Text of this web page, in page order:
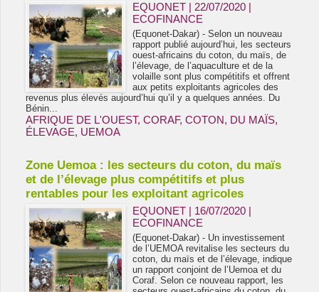
EQUONET | 22/07/2020 |
ECOFINANCE
(Equonet-Dakar) - Selon un nouveau
rapport publié aujourd’hui, les secteurs
ouest-africains du coton, du maïs, de
l’élevage, de l’aquaculture et de la
volaille sont plus compétitifs et offrent
aux petits exploitants agricoles des
revenus plus élevés aujourd’hui qu’il y a quelques années. Du
Bénin...
AFRIQUE DE L'OUEST, CORAF, COTON, DU MAÏS,
ÉLEVAGE, UEMOA
Zone Uemoa : les secteurs du coton, du maïs
et de l’élevage plus compétitifs et plus
rentables pour les exploitant agricoles
EQUONET | 16/07/2020 |
ECOFINANCE
(Equonet-Dakar) - Un investissement
de l’UEMOA revitalise les secteurs du
coton, du maïs et de l’élevage, indique
un rapport conjoint de l’Uemoa et du
Coraf. Selon ce nouveau rapport, les